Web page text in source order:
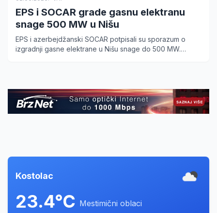
EPS i SOCAR grade gasnu elektranu
snage 500 MW u Nišu
EPS i azerbejdžanski SOCAR potpisali su sporazum o
izgradnji gasne elektrane u Nišu snage do 500 MW.
Kostolac
23.4°C Mestimični oblaci